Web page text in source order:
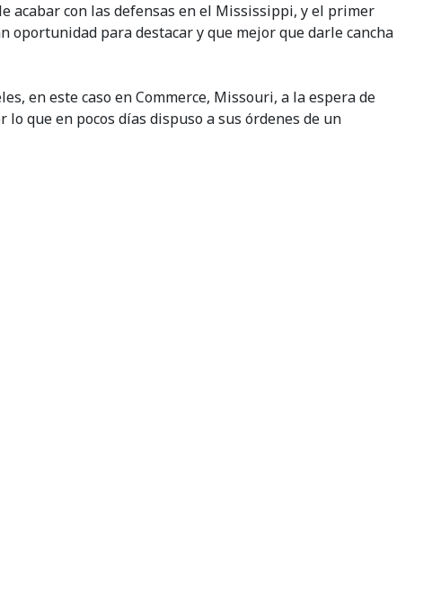
acabar con las defensas en el Mississippi, y el primer
oportunidad para destacar y que mejor que darle cancha
en este caso en Commerce, Missouri, a la espera de
que en pocos días dispuso a sus órdenes de un